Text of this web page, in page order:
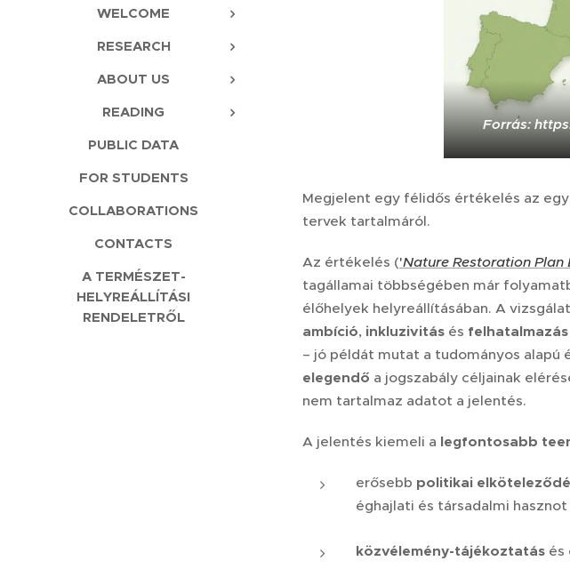
WELCOME
RESEARCH
ABOUT US
READING
PUBLIC DATA
FOR STUDENTS
COLLABORATIONS
CONTACTS
A TERMÉSZET-
HELYREÁLLÍTÁSI
RENDELETRŐL
Forrás:
Megjelent egy félidős értékelés az
tervek tartalmáról.
Az értékelés ('Nature Restoration Plan
tagállamai többségében már
élőhelyek helyreállításában. A
ambíció, inkluzivitás és
– jó példát mutat a tudományos alapú
elegendő a jogszabály céljainak
nem tartalmaz adatot a jelentés.
A jelentés kiemeli a legfontosabb
erősebb politikai
éghajlati és társadalmi
közvélemény-tájékoztatás és